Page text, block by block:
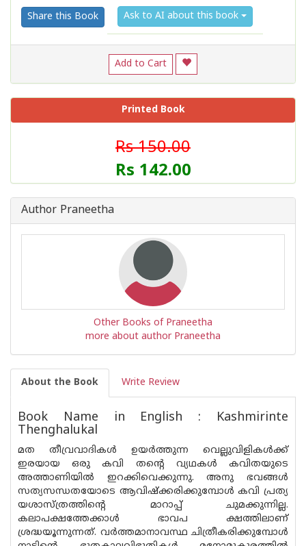
Share this Book Ask to AI about this book
Add to Cart
Printed Book
Rs 150.00
Rs 142.00
Author Praneetha
Other Books of Praneetha
more about author Praneetha
About the Book Write Review
Book Name in English : Kashmirinte
Thenghalukal
മത തീവ്രവാദികൾ ഉയർത്തുന്ന വെല്ലുവിളികൾക്ക്
ഇരയായ ഒരു കവി തന്റെ വ്യഥകൾ കവിതയുടെ
അത്താണിയിൽ ഇറക്കിവെക്കുന്നു. അനു ഭവങ്ങൾ
സത്യസന്ധതയോടെ ആവിഷ്ക്കരിക്കുമ്പോൾ കവി പ്രത്യ
യശാസ്ത്രത്തിന്റെ മാറാപ്പ് ചുമക്കുന്നില്ല.
കലാപക്ഷത്തേക്കാൾ ഭാവപ ക്ഷത്തിലാണ്
ശ്രദ്ധയൂന്നുന്നത്. വർത്തമാനാവസ്ഥ ചിത്രീകരിക്കുമ്പോൾ